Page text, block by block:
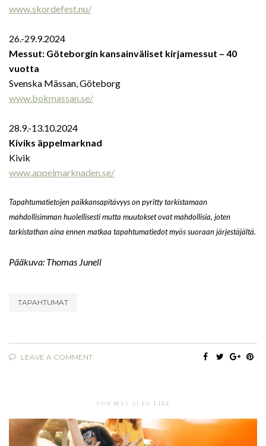
www.skordefest.nu/
26.-29.9.2024
Messut: Göteborgin kansainväliset kirjamessut – 40
vuotta
Svenska Mässan, Göteborg
www.bokmassan.se/
28.9.-13.10.2024
Kiviks äppelmarknad
Kivik
www.appelmarknaden.se/
Tapahtumatietojen paikkansapitävyys on pyritty tarkistamaan
mahdollisimman huolellisesti mutta muutokset ovat mahdollisia, joten
tarkistathan aina ennen matkaa tapahtumatiedot myös suoraan järjestäjältä.
Pääkuva: Thomas Junell
TAPAHTUMAT
LEAVE A COMMENT
YOU MAY ALSO LIKE